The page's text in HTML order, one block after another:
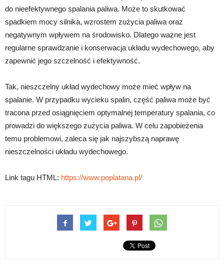
do nieefektywnego spalania paliwa. Może to skutkować
spadkiem mocy silnika, wzrostem zużycia paliwa oraz
negatywnym wpływem na środowisko. Dlatego ważne jest
regularne sprawdzanie i konserwacja układu wydechowego, aby
zapewnić jego szczelność i efektywność.
Tak, nieszczelny układ wydechowy może mieć wpływ na
spalanie. W przypadku wycieku spalin, część paliwa może być
tracona przed osiągnięciem optymalnej temperatury spalania, co
prowadzi do większego zużycia paliwa. W celu zapobieżenia
temu problemowi, zaleca się jak najszybszą naprawę
nieszczelności układu wydechowego.
Link tagu HTML: https://www.poplatana.pl/